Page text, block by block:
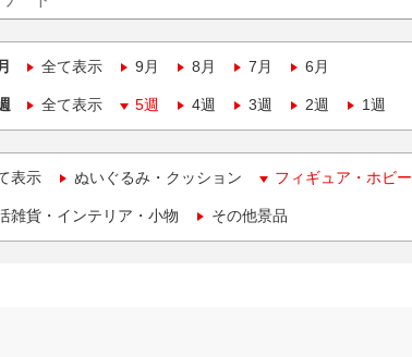
全て表示 9月 8月 7月 6月
全て表示 5週 4週 3週 2週 1週
表示 ぬいぐるみ・クッション フィギュア・ホビー
雑貨・インテリア・小物 その他景品